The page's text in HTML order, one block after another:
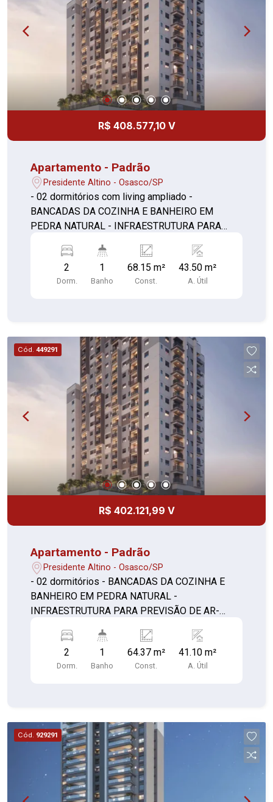
R$ 408.577,10 V
Apartamento - Padrão
Presidente Altino - Osasco/SP
- 02 dormitórios com living ampliado -
BANCADAS DA COZINHA E BANHEIRO EM
PEDRA NATURAL - INFRAESTRUTURA PARA
DORMITÓRIOS E SALA (1) - SALA E TERRAÇO
NIVELADOS - CAIXILHO COM PERSIANA DE
ENROLAR EM TODOS OS DORMITÓRIOS -
2
Dorm.
1
Banho
68.15 m²
Const.
43.50 m²
A. Útil
Cód. 449291
R$ 402.121,99 V
Apartamento - Padrão
Presidente Altino - Osasco/SP
- 02 dormitórios - BANCADAS DA COZINHA E
BANHEIRO EM PEDRA NATURAL -
INFRAESTRUTURA PARA PREVISÃO DE AR-
- SALA E TERRAÇO NIVELADOS - CAIXILHO
COM PERSIANA DE ENROLAR EM TODOS OS
DORMITÓRIOS - CAIXILHARIA DA SALA DE
2
Dorm.
1
Banho
64.37 m²
Const.
41.10 m²
A. Útil
Cód. 929291